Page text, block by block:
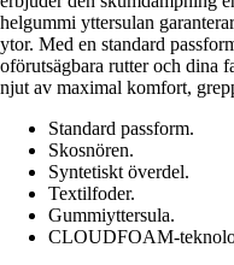
helgummi yttersulan
ytor. Med en standard
oförutsägbara rutter och dina
njut av maximal komfort,
Standard passform.
Skosnören.
Syntetiskt överdel.
Textilfoder.
Gummiyttersula.
CLOUDFOAM-